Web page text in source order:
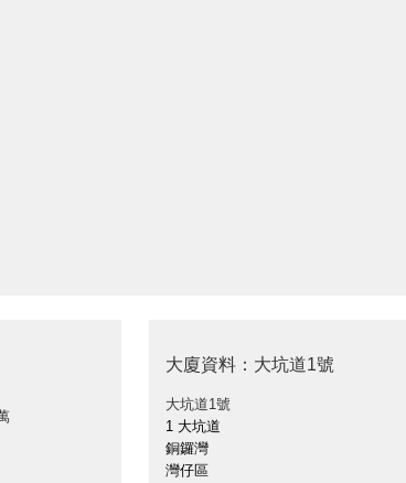
大廈資料：大坑道1號
大坑道1號
1 大坑道
銅鑼灣
灣仔區